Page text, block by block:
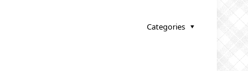
Categories